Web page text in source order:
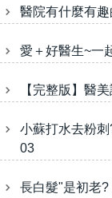
醫院有什麼有趣
愛＋好醫生~一
【完整版】醫
小蘇打水去粉
03
長白髮"是初老